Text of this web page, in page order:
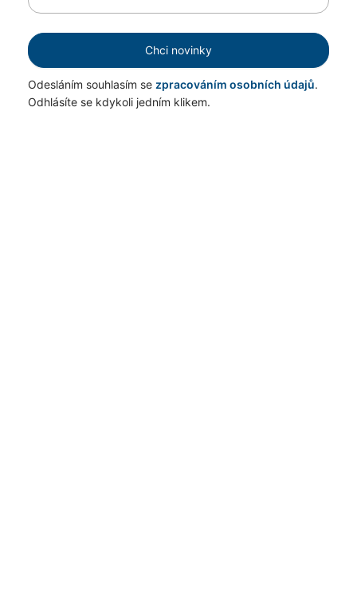
Chci novinky
Odesláním souhlasím se zpracováním osobních údajů.
Odhlásíte se kdykoli jedním klikem.